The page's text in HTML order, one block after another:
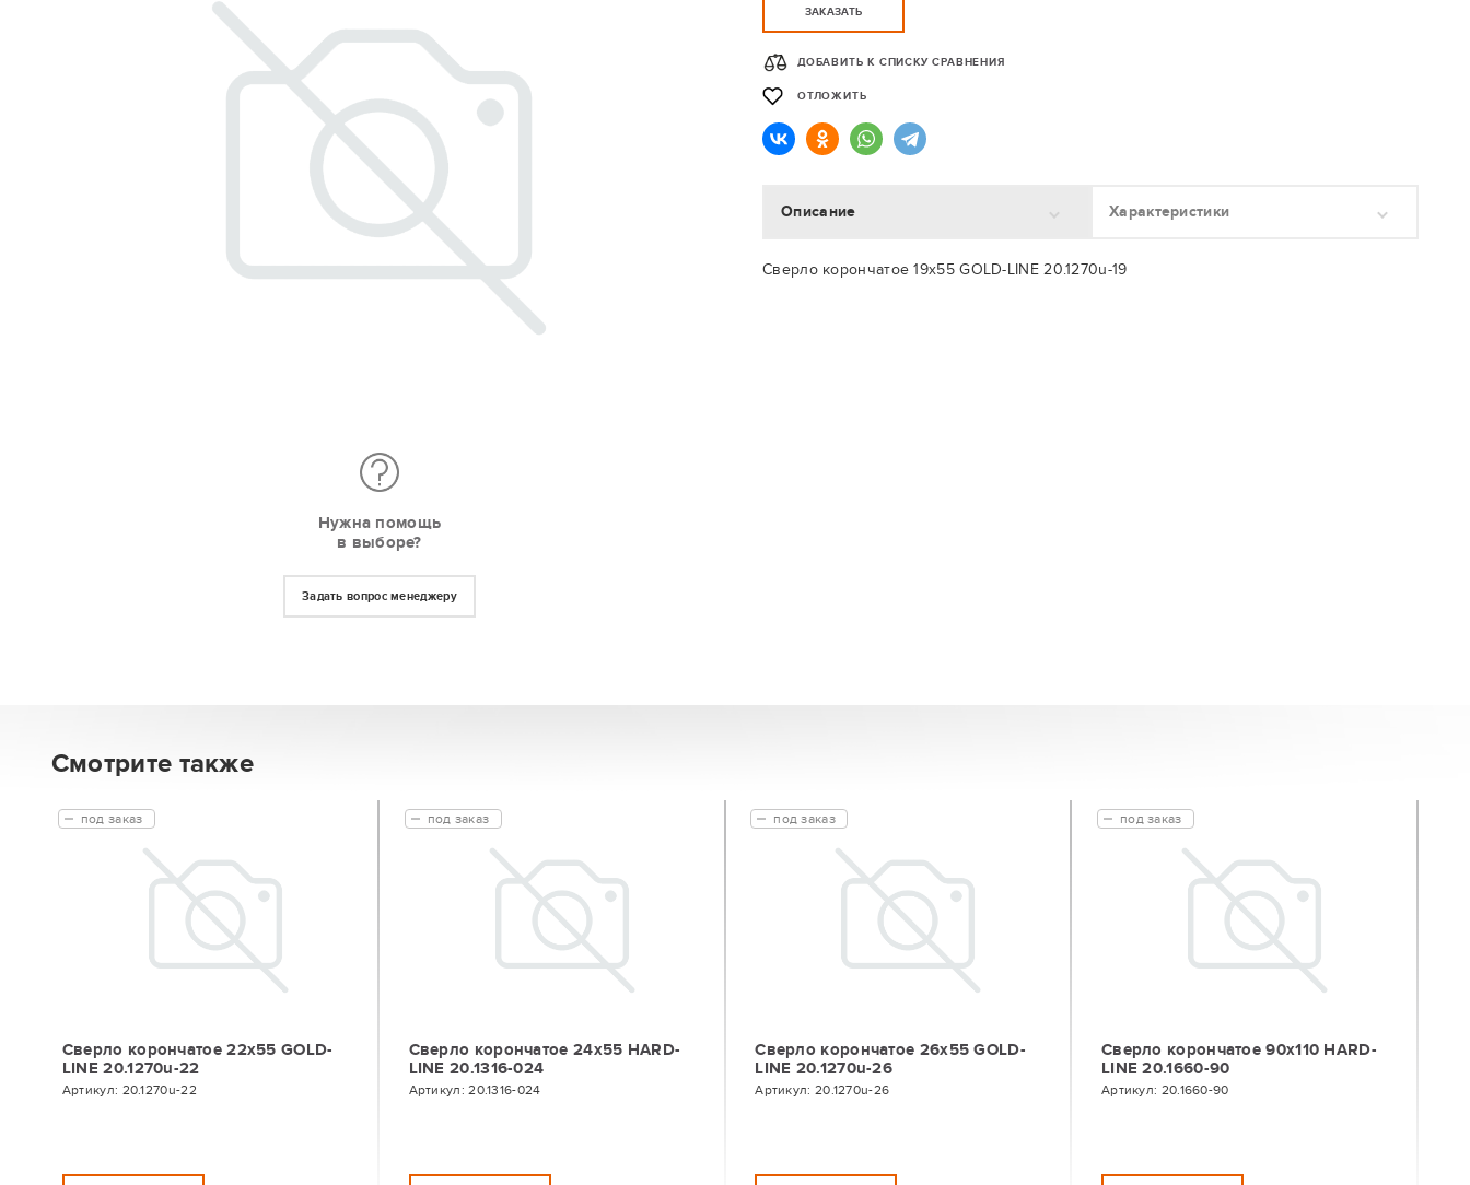
Нужна помощь
в выборе?
Задать вопрос менеджеру
ЗАКАЗАТЬ
ДОБАВИТЬ К СПИСКУ СРАВНЕНИЯ
ОТЛОЖИТЬ
Описание Характеристики
Сверло корончатое 19х55 GOLD-LINE 20.1270u-19
Смотрите также
Сверло корончатое 22х55 GOLD-
LINE 20.1270u-22
Артикул: 20.1270u-22
под заказ
Сверло корончатое 24х55 HARD-
LINE 20.1316-024
Артикул:20.1316-024
под заказ
Сверло корончатое 26х55 GOLD-
LINE 20.1270u-26
Артикул: 20.1270u-26
под заказ
Сверло корончатое 90х110 HARD-
LINE 20.1660-90
Артикул: 20.1660-90
под заказ